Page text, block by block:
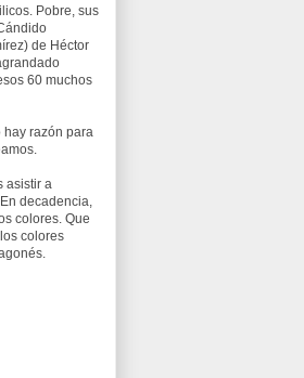
Pobre, sus
de Héctor
60 muchos
hay razón para
asistir a
decadencia,
colores. Que
colores